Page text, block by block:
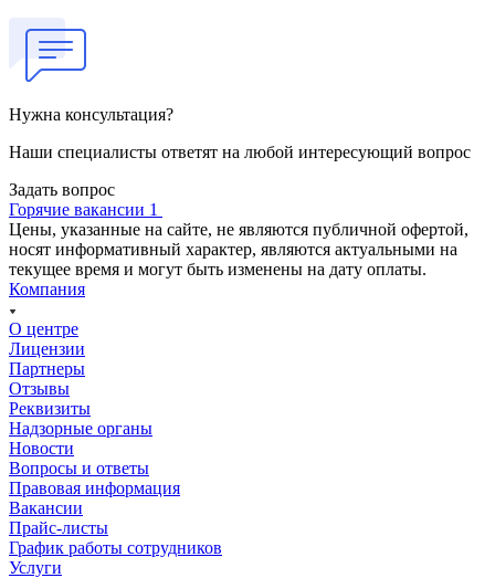
Нужна консультация?
Наши специалисты ответят на любой интересующий вопрос
Задать вопрос
Горячие вакансии 1
Цены, указанные на сайте, не являются публичной офертой,
носят информативный характер, являются актуальными на
текущее время и могут быть изменены на дату оплаты.
Компания
О центре
Лицензии
Партнеры
Отзывы
Реквизиты
Надзорные органы
Новости
Вопросы и ответы
Правовая информация
Вакансии
Прайс-листы
График работы сотрудников
Услуги